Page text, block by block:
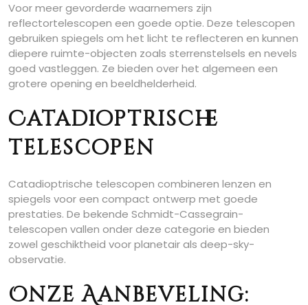
Voor meer gevorderde waarnemers zijn
reflectortelescopen een goede optie. Deze telescopen
gebruiken spiegels om het licht te reflecteren en kunnen
diepere ruimte-objecten zoals sterrenstelsels en nevels
goed vastleggen. Ze bieden over het algemeen een
grotere opening en beeldhelderheid.
Catadioptrische
telescopen
Catadioptrische telescopen combineren lenzen en
spiegels voor een compact ontwerp met goede
prestaties. De bekende Schmidt-Cassegrain-
telescopen vallen onder deze categorie en bieden
zowel geschiktheid voor planetair als deep-sky-
observatie.
Onze Aanbeveling: